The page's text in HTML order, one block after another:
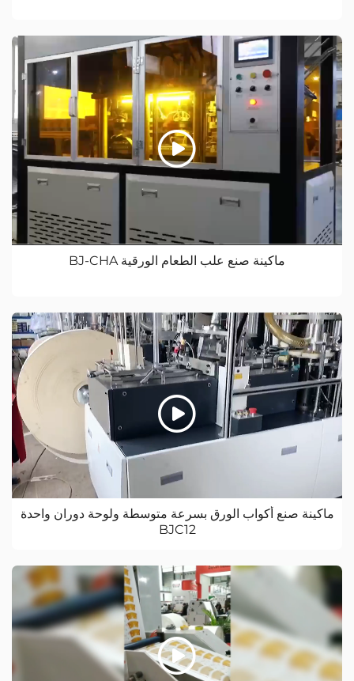
ماكينة صنع علب الطعام الورقية BJ-CHA
ماكينة صنع أكواب الورق بسرعة متوسطة ولوحة دوران واحدة
BJC12